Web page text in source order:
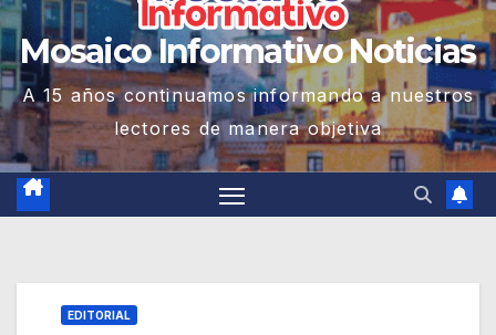
Mosaico Informativo Noticias
A 15 años continuamos informando a nuestros
lectores de manera objetiva
EDITORIAL